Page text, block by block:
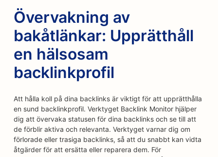
Övervakning av
bakåtlänkar: Upprätthåll
en hälsosam
backlinkprofil
Att hålla koll på dina backlinks är viktigt för att upprätthålla
en sund backlinkprofil. Verktyget Backlink Monitor hjälper
dig att övervaka statusen för dina backlinks och se till att
de förblir aktiva och relevanta. Verktyget varnar dig om
förlorade eller trasiga backlinks, så att du snabbt kan vidta
åtgärder för att ersätta eller reparera dem. För